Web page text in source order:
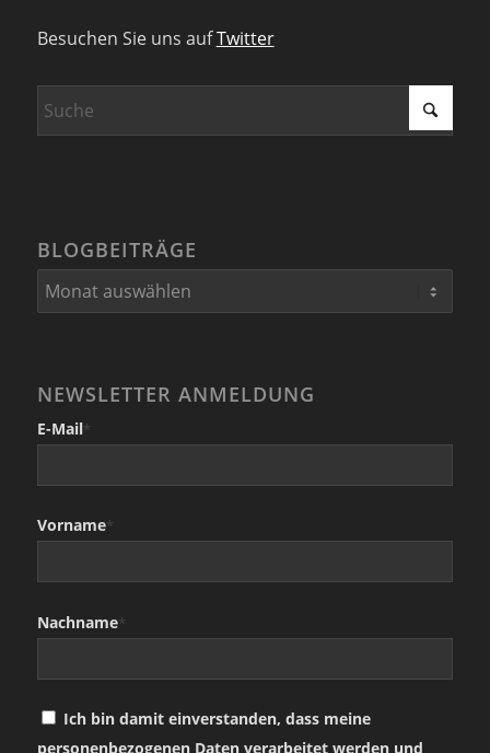
Besuchen Sie uns aufTwitter
BLOGBEITRÄGE
NEWSLETTER ANMELDUNG
E-Mail*
Vorname*
Nachname*
Ich bin damit einverstanden, dass meine
personenbezogenen Daten verarbeitet werden und